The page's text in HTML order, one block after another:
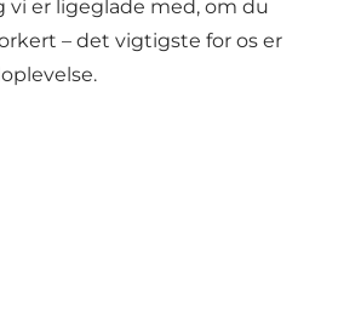
vi er ligeglade med, om du
– det vigtigste for os er